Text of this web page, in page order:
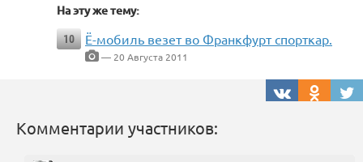
На эту же тему:
10 Ё-мобиль везет во Франкфурт спорткар.
— 20 Августа 2011
Комментарии участников: